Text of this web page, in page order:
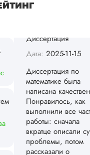
работы: сначала
рассказали о
методологии
исследования,
чего провели все
расчеты и
так, как указано в
индивидуа...
Читать полный
Спасибо!
ваши слова
Ответ от